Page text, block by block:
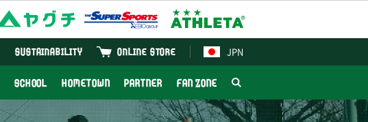
JPN
ONLINE STORE
SUSTAINABILITY
SCHOOL HOMETOWN PARTNER FAN ZONE